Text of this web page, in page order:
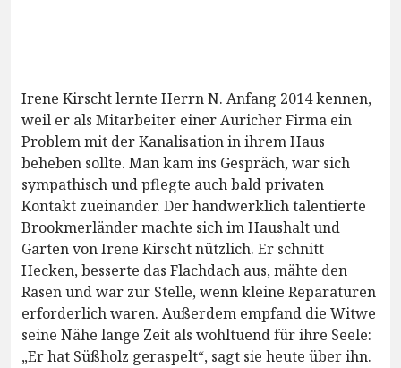
Irene Kirscht lernte Herrn N. Anfang 2014 kennen,
weil er als Mitarbeiter einer Auricher Firma ein
Problem mit der Kanalisation in ihrem Haus
beheben sollte. Man kam ins Gespräch, war sich
sympathisch und pflegte auch bald privaten
Kontakt zueinander. Der handwerklich talentierte
Brookmerländer machte sich im Haushalt und
Garten von Irene Kirscht nützlich. Er schnitt
Hecken, besserte das Flachdach aus, mähte den
Rasen und war zur Stelle, wenn kleine Reparaturen
erforderlich waren. Außerdem empfand die Witwe
seine Nähe lange Zeit als wohltuend für ihre Seele:
„Er hat Süßholz geraspelt“, sagt sie heute über ihn.